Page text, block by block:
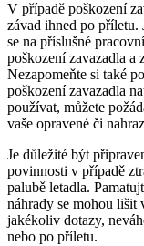
V případě poškození
závad ihned po příletu.
se na příslušné
poškození zavazadla a
Nezapomeňte si také
poškození zavazadla
používat, můžete
vaše opravené či
Je důležité být
povinnosti v případě
palubě letadla.
náhrady se mohou lišit
jakékoliv dotazy,
nebo po příletu.